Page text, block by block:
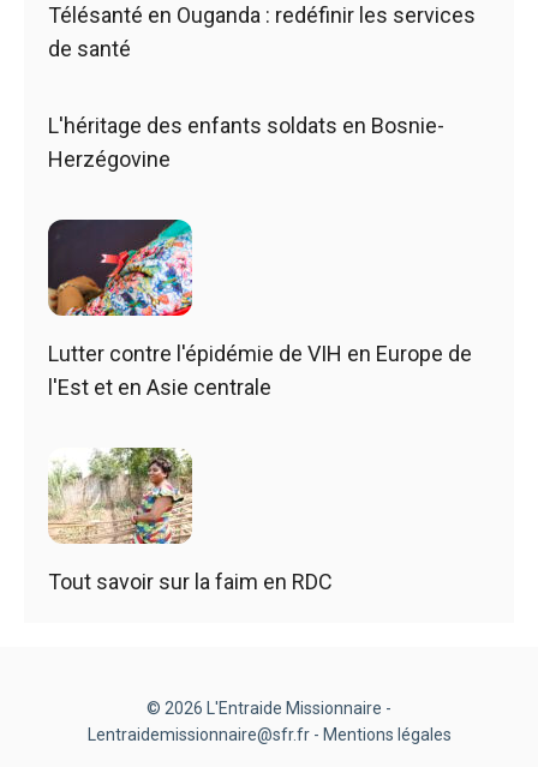
Télésanté en Ouganda : redéfinir les services
de santé
L'héritage des enfants soldats en Bosnie-
Herzégovine
Lutter contre l'épidémie de VIH en Europe de
l'Est et en Asie centrale
Tout savoir sur la faim en RDC
© 2026 L'Entraide Missionnaire -
Lentraidemissionnaire@sfr.fr - Mentions légales